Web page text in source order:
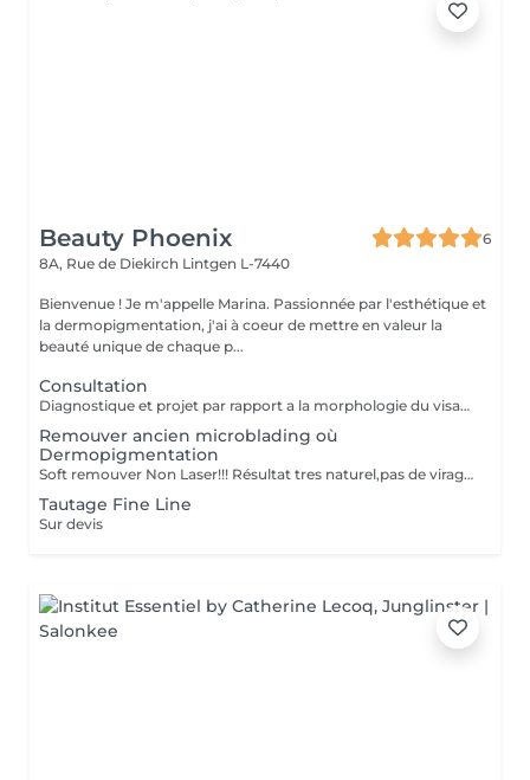
Beauty Phoenix
6
8A, Rue de Diekirch Lintgen L-7440
Bienvenue ! Je m'appelle Marina. Passionnée par l'esthétique et
la dermopigmentation, j'ai à coeur de mettre en valeur la
beauté unique de chaque p...
Consultation
Diagnostique et projet par rapport a la morphologie du visage.
Remouver ancien microblading où
Dermopigmentation
Soft remouver Non Laser!!! Résultat tres naturel,pas de virage de la couleur,diagnostique avant le traitement
Tautage Fine Line
Sur devis